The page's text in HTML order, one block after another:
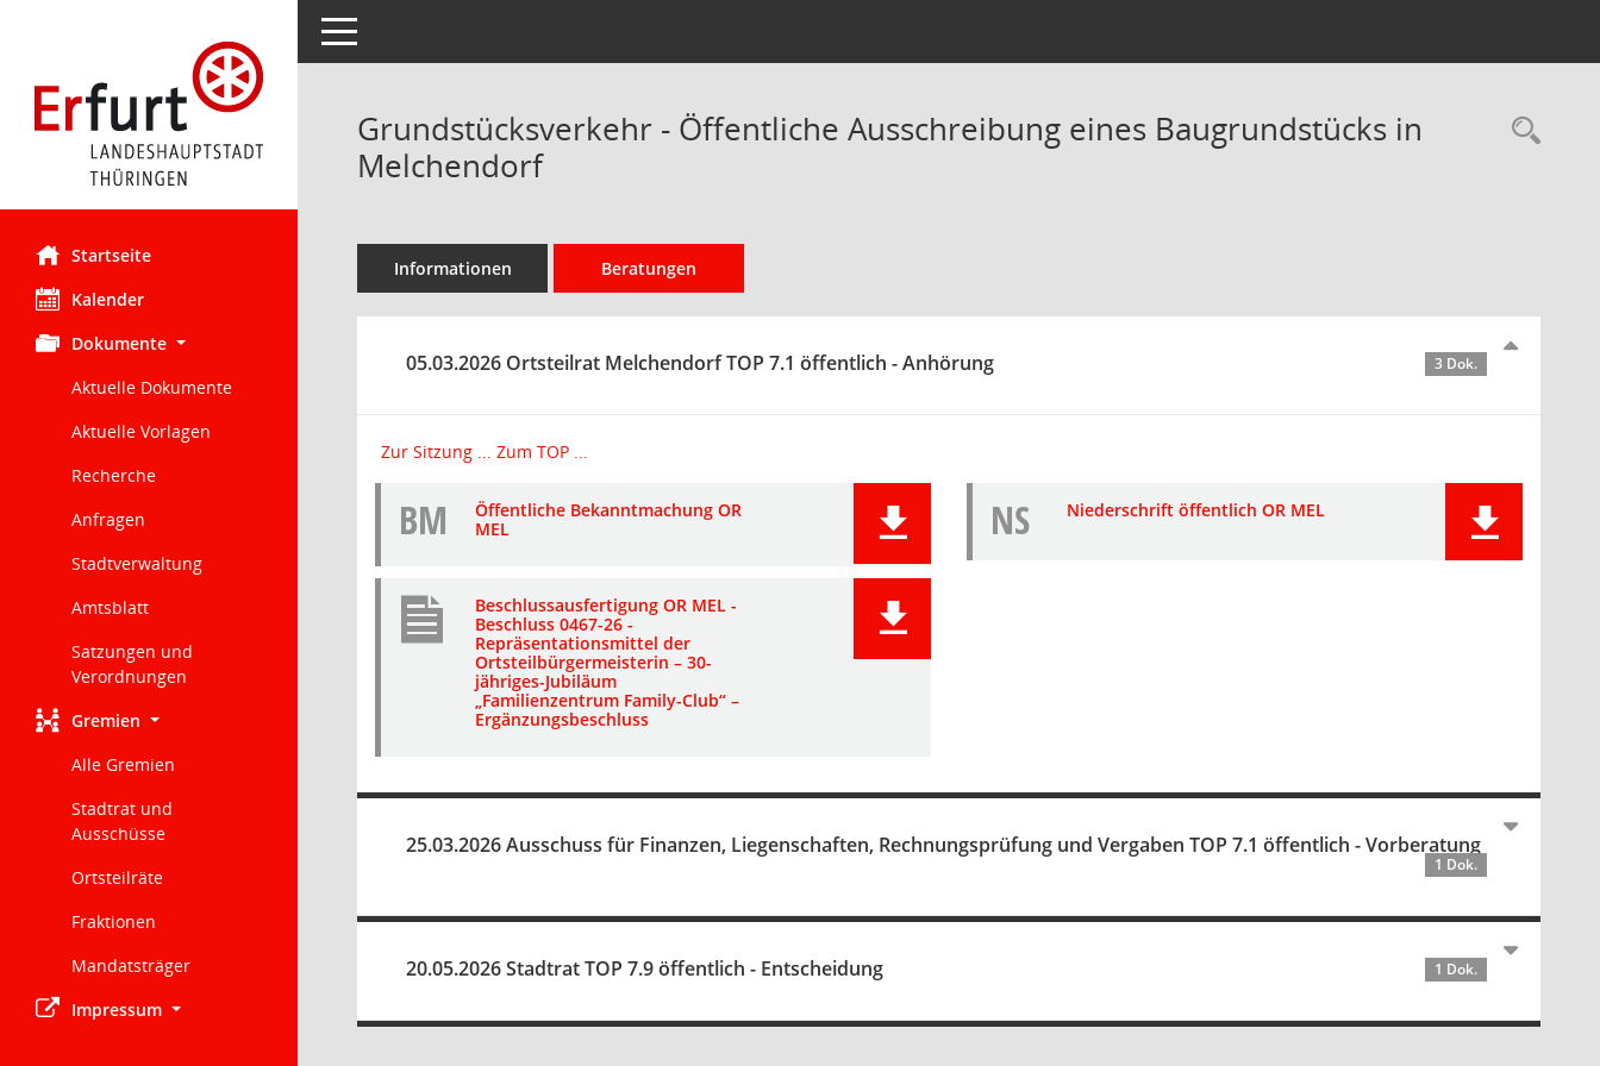
Startseite
Kalender
Dokumente
Aktuelle Dokumente
Aktuelle Vorlagen
Recherche
Anfragen
Stadtverwaltung
Amtsblatt
Satzungen und
Verordnungen
Gremien
Alle Gremien
Stadtrat und
Ausschüsse
Ortsteilräte
Fraktionen
Mandatsträger
Impressum
Toggle navigation
Grundstücksverkehr - Öffentliche Ausschreibung eines Baugrundstücks in
Melchendorf
Informationen Beratungen
05.03.2026 Ortsteilrat Melchendorf TOP 7.1 öffentlich - Anhörung 3 Dok.
Zur Sitzung ... Zum TOP ...
BM
Öffentliche Bekanntmachung OR
MEL
NS Niederschrift öffentlich OR MEL
Beschlussausfertigung OR MEL -
Beschluss 0467-26 -
Repräsentationsmittel der
Ortsteilbürgermeisterin – 30-
jähriges-Jubiläum
„Familienzentrum Family-Club“ –
Ergänzungsbeschluss
25.03.2026 Ausschuss für Finanzen, Liegenschaften, Rechnungsprüfung und Vergaben TOP 7.1 öffentlich - Vorberatung
1 Dok.
20.05.2026 Stadtrat TOP 7.9 öffentlich - Entscheidung 1 Dok.